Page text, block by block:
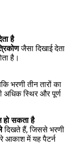
है
जैसा दिखाई देता
है।
भरणी तीन तारों का
अधिक स्थिर और पूर्ण
हो सकता है
दिखते हैं, जिससे भरणी
आकाश में यह पैटर्न